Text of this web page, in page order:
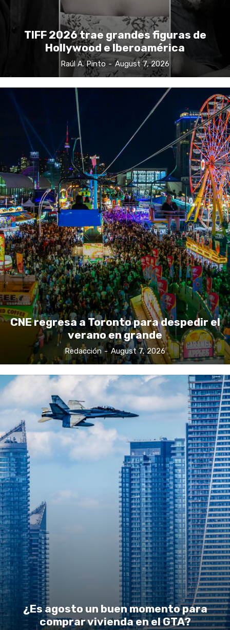
TIFF 2026 trae grandes figuras de
Hollywood e Iberoamérica
Raúl A. Pinto - August 7, 2026
CNE regresa a Toronto para despedir el
verano en grande
Redacción - August 7, 2026
¿Es agosto un buen momento para
comprar vivienda en el GTA?